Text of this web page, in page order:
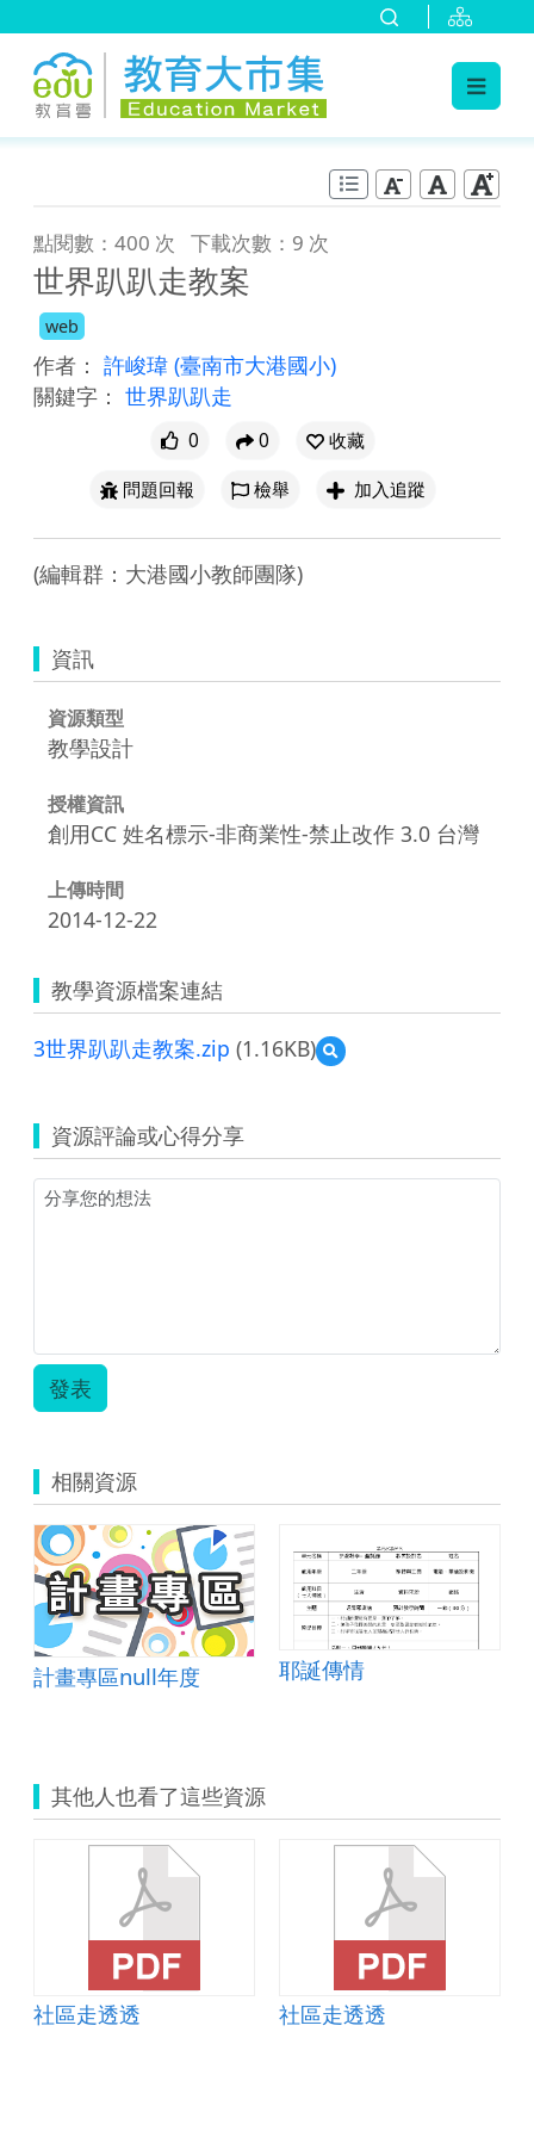
點閱數：400 次 下載次數：9 次
世界趴趴走教案
web
作者： 許峻瑋 (臺南市大港國小)
關鍵字： 世界趴趴走
0 0
收藏
問題回報
檢舉 加入追蹤
(編輯群：大港國小教師團隊)
資訊
資源類型
教學設計
授權資訊
創用CC 姓名標示-非商業性-禁止改作 3.0 台灣
上傳時間
2014-12-22
教學資源檔案連結
3世界趴趴走教案.zip (1.16KB)
預
覽
趴
趴
資源評論或心得分享
發表
相關資源
計畫專區null年度 耶誕傳情
其他人也看了這些資源
社區走透透 社區走透透